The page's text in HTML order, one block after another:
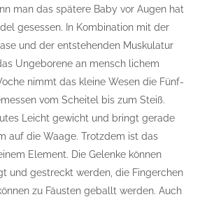
man das spätere Baby vor Augen hat
gesessen. In Kombination mit der
und der entstehenden Muskulatur
Ungeborene an mensch lichem
nimmt das kleine Wesen die Fünf-
vom Scheitel bis zum Steiß.
Leicht gewicht und bringt gerade
auf die Waage. Trotzdem ist das
Element. Die Gelenke können
und gestreckt werden, die Fingerchen
zu Fäusten geballt werden. Auch